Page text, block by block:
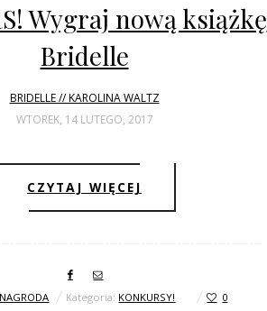
Wygraj nową książkę
Bridelle
BRIDELLE // KAROLINA WALTZ
WTOREK, 14 LUTEGO, 2017
CZYTAJ WIĘCEJ
NAGRODA Kategoria: KONKURSY! 0